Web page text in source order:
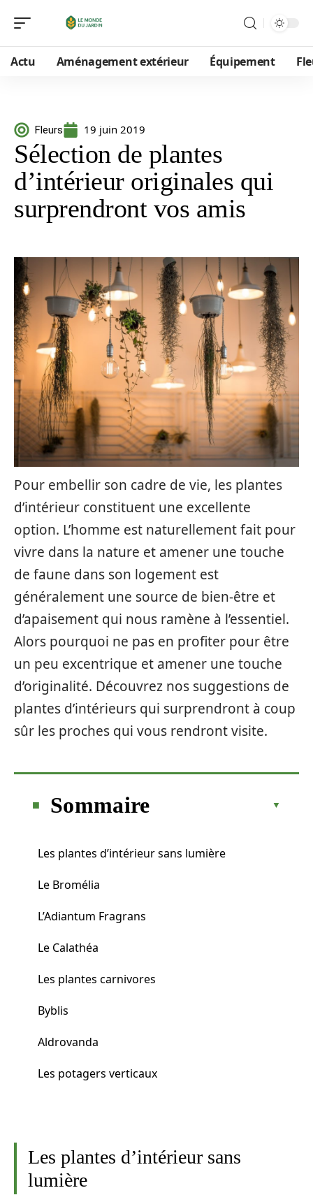
Actu Aménagement extérieur Équipement
Fleurs 19 juin 2019
Sélection de plantes
d’intérieur originales qui
surprendront vos amis
Pour embellir son cadre de vie, les plantes
d’intérieur constituent une excellente
option. L’homme est naturellement fait pour
vivre dans la nature et amener une touche
de faune dans son logement est
généralement une source de bien-être et
d’apaisement qui nous ramène à l’essentiel.
Alors pourquoi ne pas en profiter pour être
un peu excentrique et amener une touche
d’originalité. Découvrez nos suggestions de
plantes d’intérieurs qui surprendront à coup
sûr les proches qui vous rendront visite.
Sommaire
Les plantes d’intérieur sans lumière
Le Bromélia
L’Adiantum Fragrans
Le Calathéa
Les plantes carnivores
Byblis
Aldrovanda
Les potagers verticaux
Les plantes d’intérieur sans
lumière